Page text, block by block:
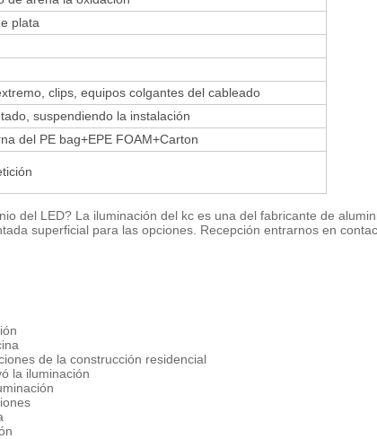
plata
clips, equipos colgantes del cableado
suspendiendo la instalación
del PE bag+EPE FOAM+Carton
del LED? La iluminación del kc es una del fabricante de
superficial para las opciones. Recepción entrarnos en
de la construcción residencial
la iluminación